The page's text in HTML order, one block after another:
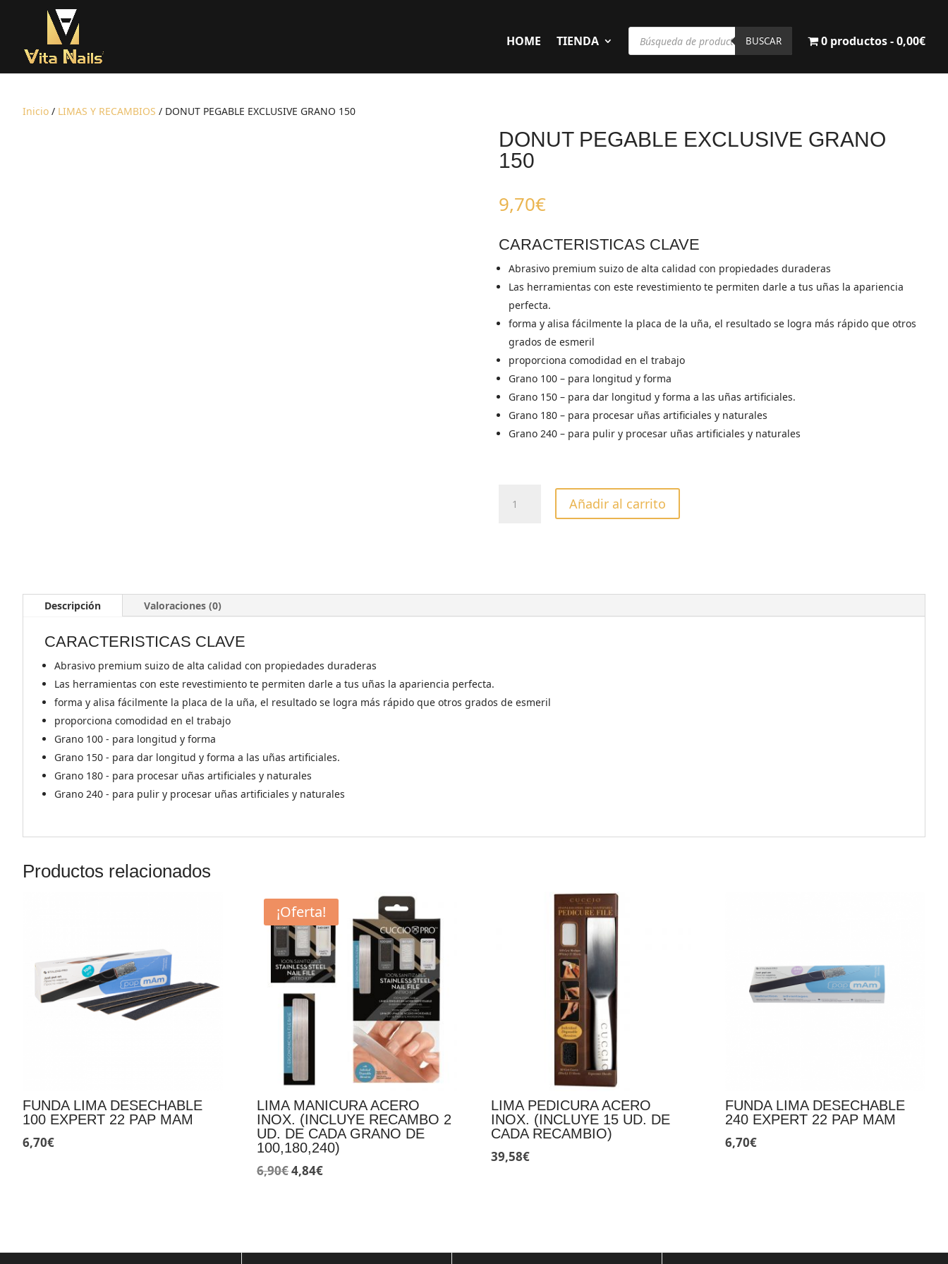
HOME TIENDA
Búsqueda
productos
BUSCAR 0 productos 0,00€
Inicio / LIMAS Y RECAMBIOS / DONUT PEGABLE EXCLUSIVE GRANO 150
DONUT PEGABLE EXCLUSIVE GRANO
150
9,70€
CARACTERISTICAS CLAVE
Abrasivo premium suizo de alta calidad con propiedades duraderas
Las herramientas con este revestimiento te permiten darle a tus uñas la apariencia
perfecta.
forma y alisa fácilmente la placa de la uña, el resultado se logra más rápido que otros
grados de esmeril
proporciona comodidad en el trabajo
Grano 100 – para longitud y forma
Grano 150 – para dar longitud y forma a las uñas artificiales.
Grano 180 – para procesar uñas artificiales y naturales
Grano 240 – para pulir y procesar uñas artificiales y naturales
PEGABLE
Añadir al carrito
Descripción Valoraciones (0)
CARACTERISTICAS CLAVE
Abrasivo premium suizo de alta calidad con propiedades duraderas
Las herramientas con este revestimiento te permiten darle a tus uñas la apariencia perfecta.
forma y alisa fácilmente la placa de la uña, el resultado se logra más rápido que otros grados de esmeril
proporciona comodidad en el trabajo
Grano 100 - para longitud y forma
Grano 150 - para dar longitud y forma a las uñas artificiales.
Grano 180 - para procesar uñas artificiales y naturales
Grano 240 - para pulir y procesar uñas artificiales y naturales
Productos relacionados
FUNDA LIMA DESECHABLE
100 EXPERT 22 PAP MAM
6,70€
¡Oferta!
LIMA MANICURA ACERO
INOX. (INCLUYE RECAMBO 2
UD. DE CADA GRANO DE
100,180,240)
6,90€El
4,84€El
LIMA PEDICURA ACERO
INOX. (INCLUYE 15 UD. DE
CADA RECAMBIO)
39,58€
FUNDA LIMA DESECHABLE
240 EXPERT 22 PAP MAM
6,70€